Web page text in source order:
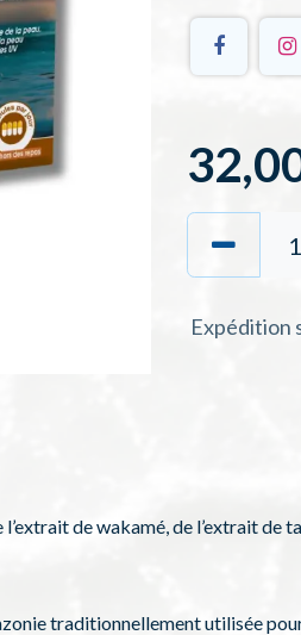
Expédition
de wakamé, de l’extrait
traditionnellement utilisée